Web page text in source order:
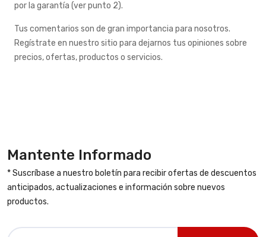
por la garantía (ver punto 2).
Tus comentarios son de gran importancia para nosotros.
Regístrate en nuestro sitio para dejarnos tus opiniones sobre
precios, ofertas, productos o servicios.
Mantente Informado
* Suscríbase a nuestro boletín para recibir ofertas de descuentos
anticipados, actualizaciones e información sobre nuevos
productos.